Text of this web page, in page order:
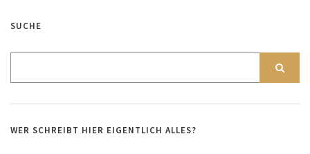
SUCHE
WER SCHREIBT HIER EIGENTLICH ALLES?